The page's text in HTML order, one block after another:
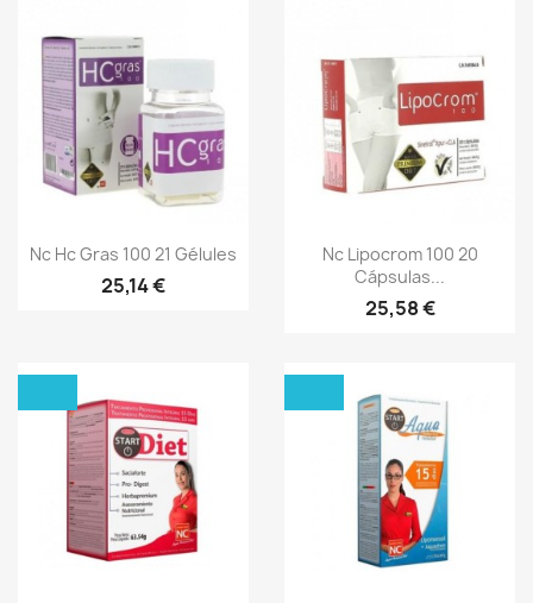
Aperçu rapide
Nc Hc Gras 100 21 Gélules
25,14 €
Aperçu rapide
Nc Lipocrom 100 20
Cápsulas...
25,58 €